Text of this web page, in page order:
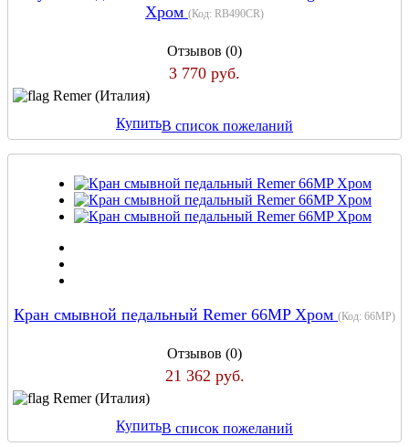
Хром (Код: RB490CR)
Отзывов (0)
3 770 руб.
Remer (Италия)
КупитьВ список пожеланий
Кран смывной педальный Remer 66MP Хром (Код: 66MP)
Отзывов (0)
21 362 руб.
Remer (Италия)
КупитьВ список пожеланий